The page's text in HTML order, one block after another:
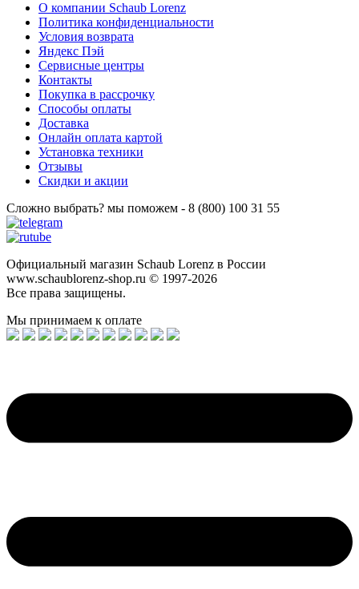
О компании Schaub Lorenz
Политика конфиденциальности
Условия возврата
Яндекс Пэй
Сервисные центры
Контакты
Покупка в рассрочку
Способы оплаты
Доставка
Онлайн оплата картой
Установка техники
Отзывы
Скидки и акции
Сложно выбрать? мы поможем - 8 (800) 100 31 55
Официальный магазин Schaub Lorenz в России
www.schaublorenz-shop.ru © 1997-2026
Все права защищены.
Мы принимаем к оплате